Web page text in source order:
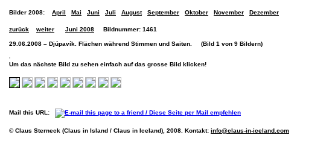
Bilder 2008: April Mai Juni Juli August September Oktober November Dezember
zurück weiter Juni 2008 Bildnummer: 1461
29.06.2008 – Djúpavík. Flächen während Stimmen und Saiten. (Bild 1 von 9 Bildern)
Um das nächste Bild zu sehen einfach auf das grosse Bild klicken!
Mail this URL:
© Claus Sterneck (Claus in Island / Claus in Iceland), 2008. Kontakt: info@claus-in-iceland.com